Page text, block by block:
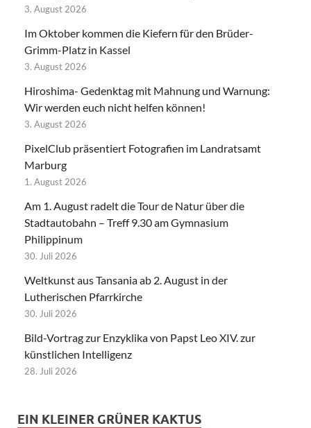
3. August 2026
Im Oktober kommen die Kiefern für den Brüder-
Grimm-Platz in Kassel
3. August 2026
Hiroshima- Gedenktag mit Mahnung und Warnung:
Wir werden euch nicht helfen können!
3. August 2026
PixelClub präsentiert Fotografien im Landratsamt
Marburg
1. August 2026
Am 1. August radelt die Tour de Natur über die
Stadtautobahn – Treff 9.30 am Gymnasium
Philippinum
30. Juli 2026
Weltkunst aus Tansania ab 2. August in der
Lutherischen Pfarrkirche
30. Juli 2026
Bild-Vortrag zur Enzyklika von Papst Leo XIV. zur
künstlichen Intelligenz
28. Juli 2026
EIN KLEINER GRÜNER KAKTUS